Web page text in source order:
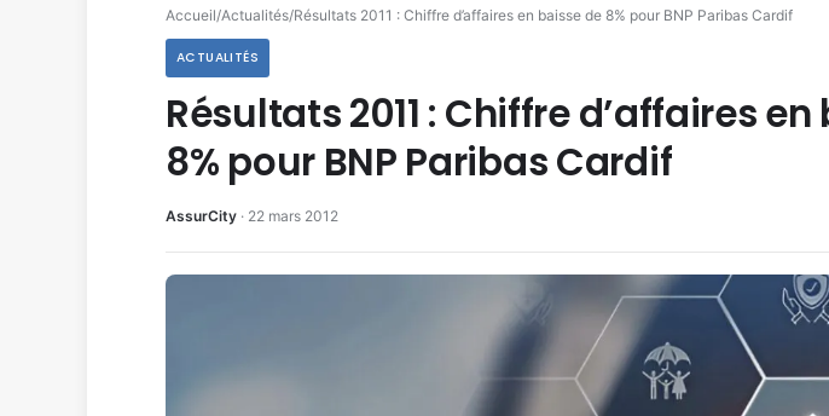
Accueil/Actualités/Résultats 2011 : Chiffre d’affaires en baisse de 8% pour BNP Paribas Cardif
ACTUALITÉS
Résultats 2011 : Chiffre d’affaires
8% pour BNP Paribas Cardif
AssurCity · 22 mars 2012